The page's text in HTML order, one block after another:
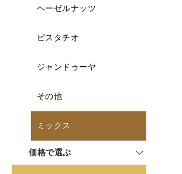
ヘーゼルナッツ
ピスタチオ
ジャンドゥーヤ
その他
ミックス
価格で選ぶ